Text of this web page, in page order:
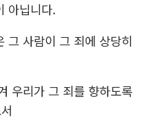
아닙니다.
그 사람이 그 죄에 상당히
우리가 그 죄를 향하도록